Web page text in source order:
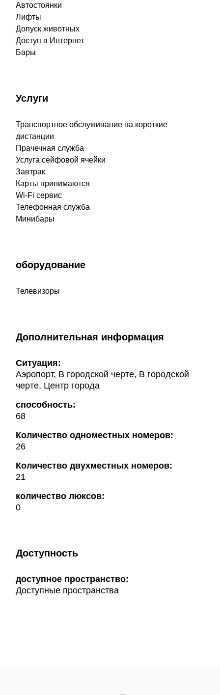
Автостоянки
Лифты
Допуск животных
Доступ в Интернет
Бары
Услуги
Транспортное обслуживание на короткие
дистанции
Прачечная служба
Услуга сейфовой ячейки
Завтрак
Карты принимаются
Wi-Fi сервис
Телефонная служба
Минибары
оборудование
Телевизоры
Дополнительная информация
Ситуация:
Аэропорт, В городской черте, В городской
черте, Центр города
способность:
68
Количество одноместных номеров:
26
Количество двухместных номеров:
21
количество люксов:
0
Доступность
доступное пространство:
Доступные пространства